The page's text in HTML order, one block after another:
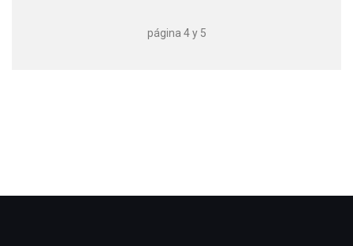
página 4 y 5